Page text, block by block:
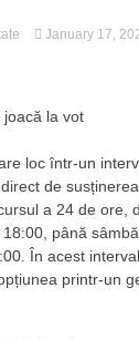
January 17,
la vot
loc într-un
de
a 24 de ore,
până
În acest
printr-un